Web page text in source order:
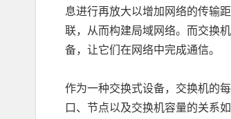
息进行再放大以增加网络的传输
联，从而构建局域网络。而交换
备，让它们在网络中完成通信。
作为一种交换式设备，交换机的
口、节点以及交换机容量的关系如